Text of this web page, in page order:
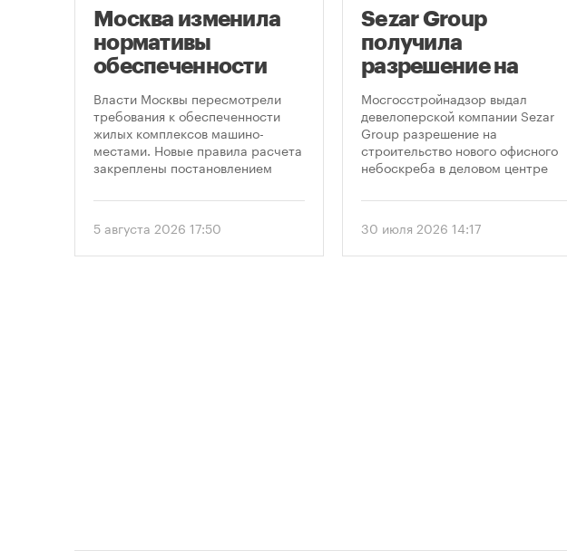
Москва изменила
нормативы
обеспеченности
новостроек
парковками
Власти Москвы пересмотрели
требования к обеспеченности
жилых комплексов машино-
местами. Новые правила расчета
закреплены постановлением
от 5 августа 2026 года. Документ
подход к определению
необходимого количества
5 августа 2026 17:50
Sezar Group
получила
разрешение на
строительство
небоскреба в
«Москва-Сити»
Мосгосстройнадзор выдал
девелоперской компании Sezar
Group разрешение на
строительство нового офисного
небоскреба в деловом центре
предусматривает возведение 52-
метров.
30 июля 2026 14:17